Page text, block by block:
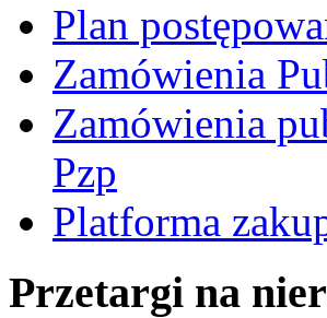
Plan
Zamówienia
Zamówienia
Pzp
Platforma
Przetargi na